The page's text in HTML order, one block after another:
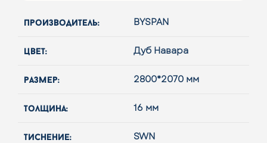
производитель: BYSPAN
цвет: Дуб Навара
размер: 2800*2070 мм
толщина: 16 мм
тиснение: SWN